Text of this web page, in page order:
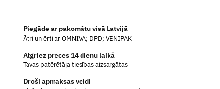
Piegāde ar pakomātu visā Latvijā
Ātri un ērti ar OMNIVA; DPD; VENIPAK
Atgriez preces 14 dienu laikā
Tavas patērētāja tiesības aizsargātas
Droši apmaksas veidi